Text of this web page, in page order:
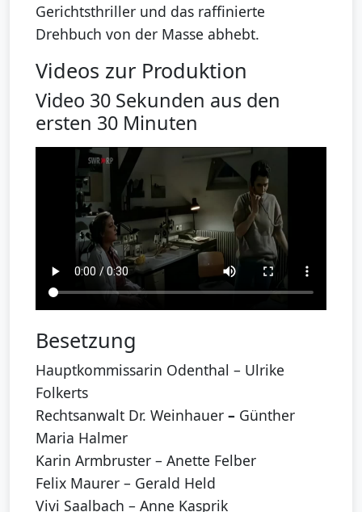
Gerichtsthriller und das raffinierte
Drehbuch von der Masse abhebt.
Videos zur Produktion
Video 30 Sekunden aus den
ersten 30 Minuten
Besetzung
Hauptkommissarin Odenthal – Ulrike
Folkerts
Rechtsanwalt Dr. Weinhauer – Günther
Maria Halmer
Karin Armbruster – Anette Felber
Felix Maurer – Gerald Held
Vivi Saalbach – Anne Kasprik